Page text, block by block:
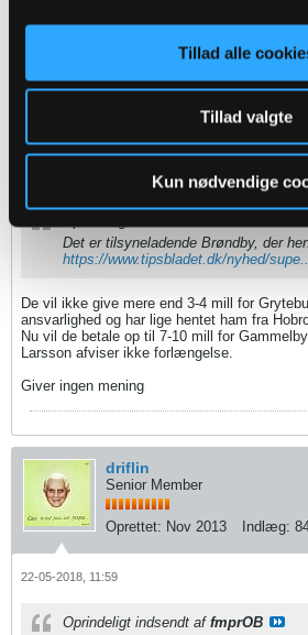
Tillad alle
Tillad valgte
Kun nødvendige
Senior Member
Nov 2013 Indlæg:
Det er tilsyneladende Brøndby, der
https://www.tipsbladet.dk/nyhed/
De vil ikke give mere end 3-4 mill for
ansvarlighed og har lige hentet ham fra
Nu vil de betale op til 7-10 mill for
Larsson afviser ikke forlængelse.
Giver ingen mening
driflin
Senior Member
Oprettet: Nov 2013 Indlæg:
22-05-2018, 11:59
Oprindeligt indsendt af fmprOB